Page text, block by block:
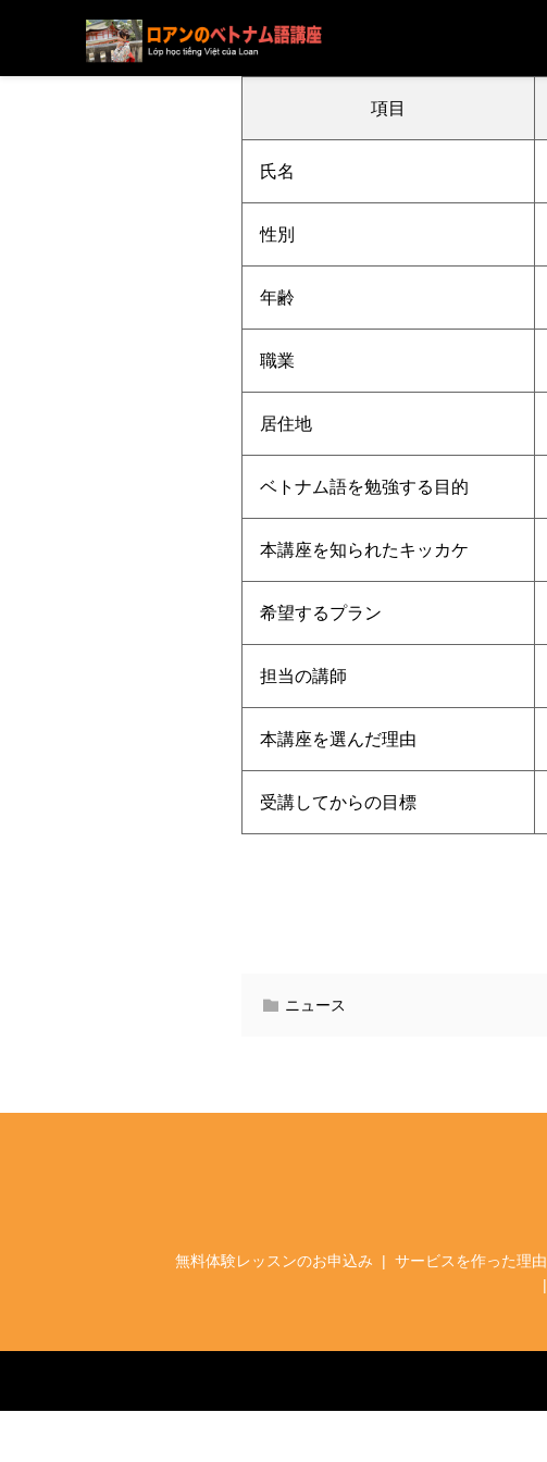
項目
氏名
性別
年齢
職業
居住地
ベトナム語を勉強する目的
本講座を知られたキッカケ
希望するプラン
担当の講師
本講座を選んだ理由
受講してからの目標
ニュース
無料体験レッスンのお申込み サービスを作った理由